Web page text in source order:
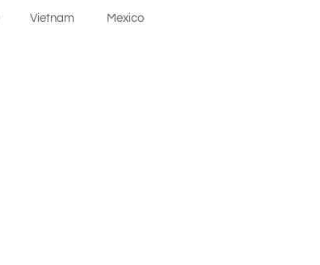
Vietnam Mexico